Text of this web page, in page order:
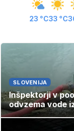
23 °C33 °C
SLOVENIJA
Inšpektorji v
odvzema vode